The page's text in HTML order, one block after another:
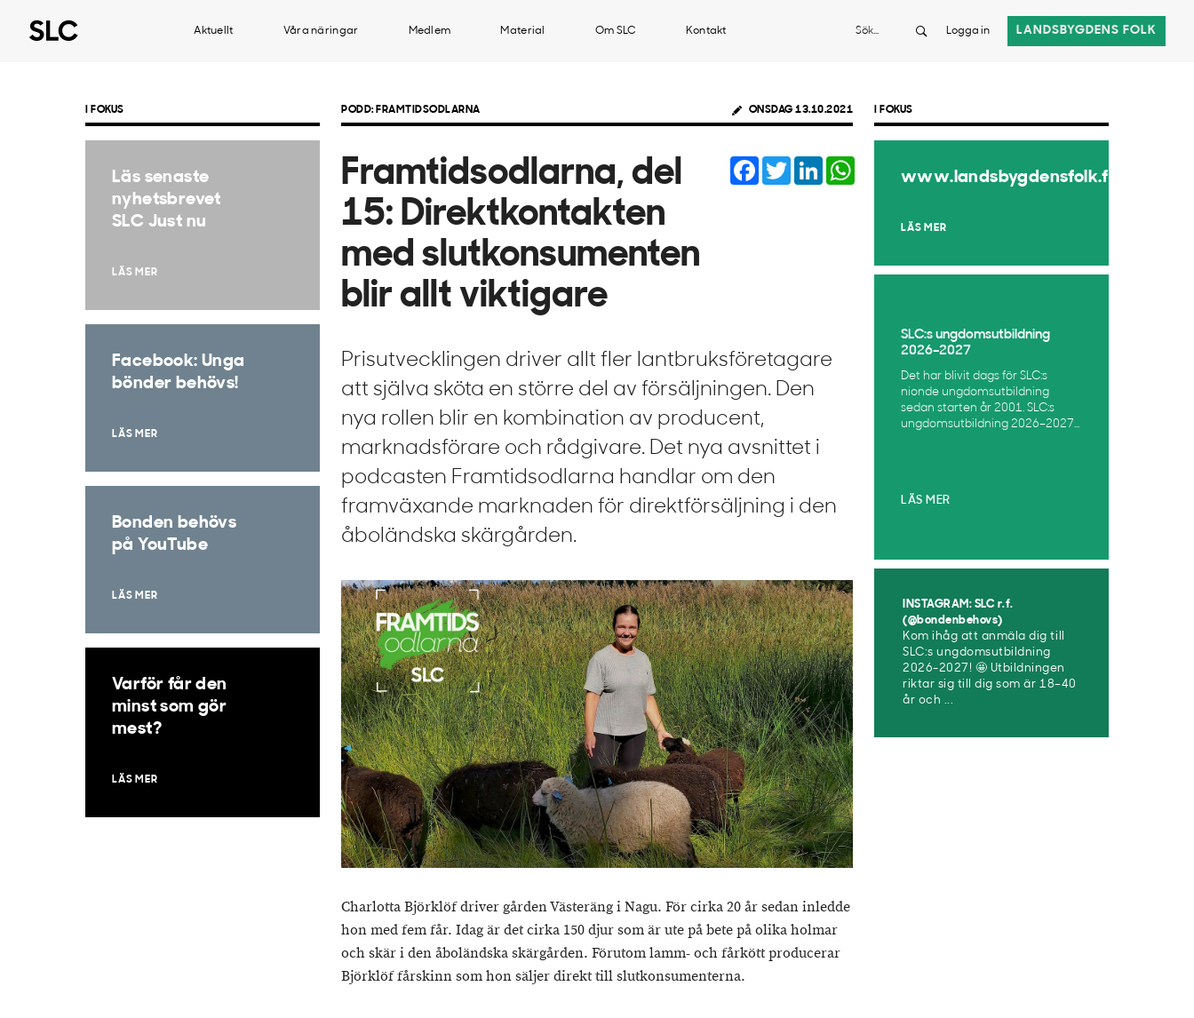
Aktuellt Våra näringar Medlem Material Om SLC Kontakt Sök Logga in LANDSBYGDENS FOLK
PODD: FRAMTIDSODLARNA ONSDAG 13.10.2021
Framtidsodlarna, del
15: Direktkontakten
med slutkonsumenten
blir allt viktigare
Facebook
TwitterLinkedIn
Prisutvecklingen driver allt fler lantbruksföretagare
att själva sköta en större del av försäljningen. Den
nya rollen blir en kombination av producent,
marknadsförare och rådgivare. Det nya avsnittet i
podcasten Framtidsodlarna handlar om den
framväxande marknaden för direktförsäljning i den
åboländska skärgården.
Charlotta Björklöf driver gården Västeräng i Nagu. För cirka 20 år sedan inledde
hon med fem får. Idag är det cirka 150 djur som är ute på bete på olika holmar
och skär i den åboländska skärgården. Förutom lamm- och fårkött producerar
Björklöf fårskinn som hon säljer direkt till slutkonsumenterna.
I FOKUS
Läs senaste
nyhetsbrevet
SLC Just nu
LÄS MER
Facebook: Unga
bönder behövs!
LÄS MER
Bonden behövs
på YouTube
LÄS MER
Varför får den
minst som gör
mest?
LÄS MER
I FOKUS
www.landsbygdensfolk.fi
LÄS MER
SLC:s ungdomsutbildning
2026–2027
Det har blivit dags för SLC:s
nionde ungdomsutbildning
sedan starten år 2001. SLC:s
ungdomsutbildning 2026–2027...
LÄS MER
INSTAGRAM: SLC r.f.
(@bondenbehovs)
Kom ihåg att anmäla dig till
SLC:s ungdomsutbildning
2026-2027! 🤩 Utbildningen
riktar sig till dig som är 18–40
år och ...